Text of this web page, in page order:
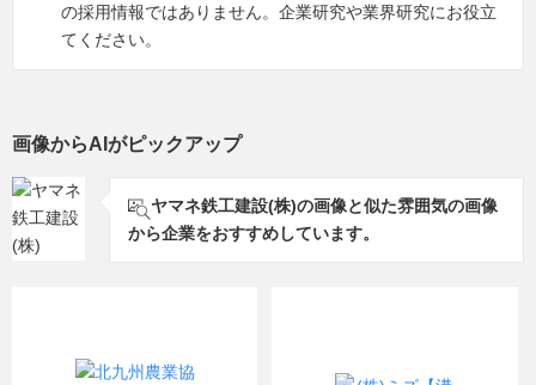
の採用情報ではありません。企業研究や業界研究にお役立
てください。
画像からAIがピックアップ
ヤマネ鉄工建設(株)の画像と似た雰囲気の画像
から企業をおすすめしています。